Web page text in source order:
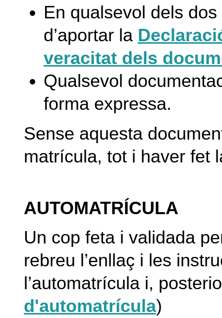
En qualsevol dels
d’aportar la
veracitat dels
Qualsevol
forma expressa.
Sense aquesta
matrícula, tot i haver fet
AUTOMATRÍCULA
Un cop feta i validada
rebreu l’enllaç i les
l’automatrícula i,
d'automatrícula)